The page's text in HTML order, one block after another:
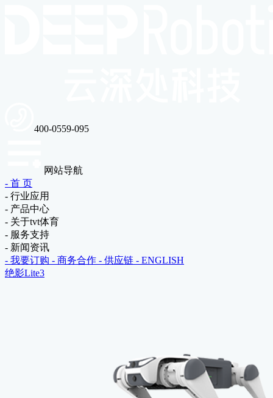
400-0559-095
网站导航
- 首 页
- 行业应用
- 产品中心
- 关于tvt体育
- 服务支持
- 新闻资讯
- 我要订购 - 商务合作 - 供应链 - ENGLISH
绝影Lite3